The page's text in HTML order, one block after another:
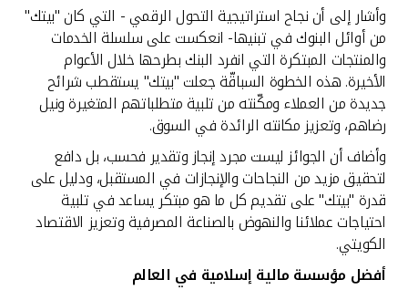
مملكة البحرين
وأشار إلى أن نجاح استراتيجية التحول الرقمي - التي كان "بيتك"
من أوائل البنوك في تبنيها- انعكست على سلسلة الخدمات
والمنتجات المبتكرة التي انفرد البنك بطرحها خلال الأعوام
الأخيرة. هذه الخطوة السباقّة جعلت "بيتك" يستقطب شرائح
جديدة من العملاء ومكّنته من تلبية متطلباتهم المتغيرة ونيل
رضاهم، وتعزيز مكانته الرائدة في السوق.
وأضاف أن الجوائز ليست مجرد إنجاز وتقدير فحسب، بل دافع
لتحقيق مزيد من النجاحات والإنجازات في المستقبل، ودليل على
قدرة "بيتك" على تقديم كل ما هو مبتكر يساعد في تلبية
احتياجات عملائنا والنهوض بالصناعة المصرفية وتعزيز الاقتصاد
الكويتي.
أفضل مؤسسة مالية إسلامية في العالم